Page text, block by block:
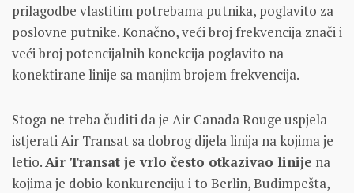
prilagodbe vlastitim potrebama putnika, poglavito za
poslovne putnike. Konačno, veći broj frekvencija znači i
veći broj potencijalnih konekcija poglavito na
konektirane linije sa manjim brojem frekvencija.
Stoga ne treba čuditi da je Air Canada Rouge uspjela
istjerati Air Transat sa dobrog dijela linija na kojima je
letio.Air Transat je vrlo često otkazivao linije na
kojima je dobio konkurenciju i to Berlin, Budimpešta,